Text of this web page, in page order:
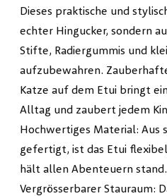
Dieses praktische und
echter Hingucker, sondern
Stifte, Radiergummis und
aufzubewahren.
Katze auf dem Etui bringt
Alltag und zaubert jedem
Hochwertiges Material: Aus
gefertigt, ist das Etui
hält allen Abenteuern stand.
Vergrösserbarer Stauraum: